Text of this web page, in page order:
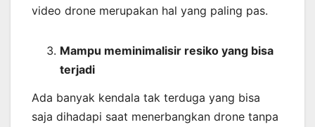
video drone merupakan hal yang paling pas.
Mampu meminimalisir resiko yang bisa
terjadi
Ada banyak kendala tak terduga yang bisa
saja dihadapi saat menerbangkan drone tanpa